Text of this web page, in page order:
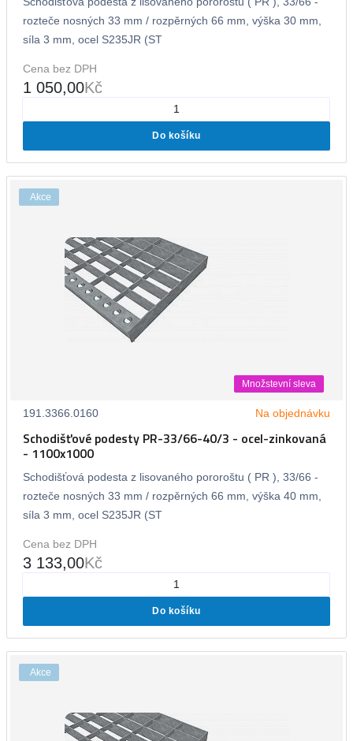
rozteče nosných 33 mm / rozpěrných 66 mm, výška 30 mm,
síla 3 mm, ocel S235JR (ST
Cena bez DPH
1 050,00Kč
Do košíku
Akce
Množstevní sleva
191.3366.0160 Na objednávku
Schodišťové podesty PR-33/66-40/3 - ocel-zinkovaná
- 1100x1000
Schodišťová podesta z lisovaného pororoštu ( PR ), 33/66 -
rozteče nosných 33 mm / rozpěrných 66 mm, výška 40 mm,
síla 3 mm, ocel S235JR (ST
Cena bez DPH
3 133,00Kč
Do košíku
Akce